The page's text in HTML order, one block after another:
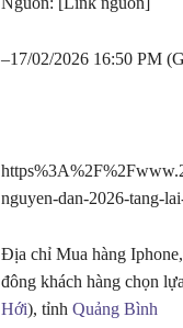
–17/02/2026 16:50 PM
nguyen-dan-2026-tang-
Địa chỉ Mua hàng
đông khách hàng chọn
Hới), tỉnh Quảng Bình